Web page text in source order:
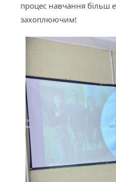
процес навчання більш
захоплюючим!